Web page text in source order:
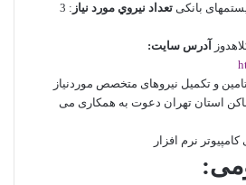
بانکی تعداد نيروي مورد نياز
: 3
آدرس سايت:
و تکمیل نیروهای متخصص موردنیاز
استان تهران دعوت به همکاری می
نرم افزار